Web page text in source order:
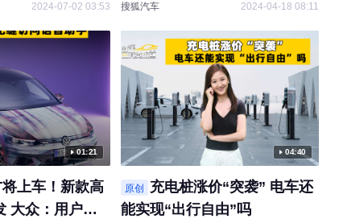
2024-07-02 03:53 搜狐汽车 2024-04-18 08:11
01:21
上车！新款高
大众：用户无
04:40
原创
充电桩涨价“突袭” 电车还
能实现“出行自由”吗